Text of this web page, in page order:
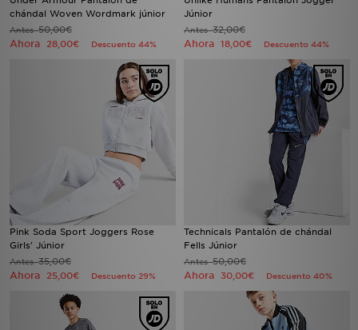
chándal Woven Wordmark júnior
Antes50,00€
Ahora 28,00€ Descuento 44%
Júnior
Antes32,00€
Ahora 18,00€ Descuento 44%
Pink Soda Sport Joggers Rose
Girls' Júnior
Antes35,00€
Ahora 25,00€ Descuento 29%
Technicals Pantalón de chándal
Fells Júnior
Antes50,00€
Ahora 30,00€ Descuento 40%